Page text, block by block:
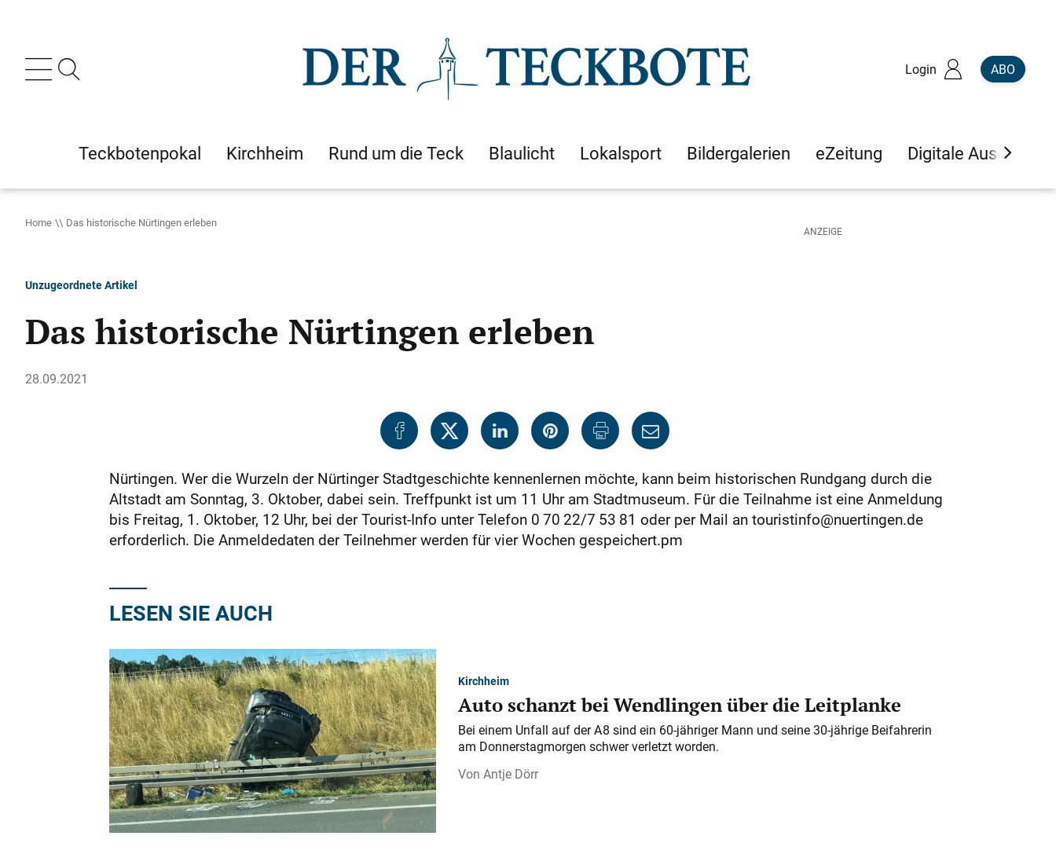
Login ABO
Teckbotenpokal Kirchheim Rund um die Teck Blaulicht Lokalsport Bildergalerien eZeitung Digitale Ausgaben
Home Das historische Nürtingen erleben
Unzugeordnete Artikel
Das historische Nürtingen erleben
28.09.2021
Nürtingen. Wer die Wurzeln der Nürtinger Stadtgeschichte kennenlernen möchte, kann beim historischen Rundgang durch die
Altstadt am Sonntag, 3. Oktober, dabei sein. Treffpunkt ist um 11 Uhr am Stadtmuseum. Für die Teilnahme ist eine Anmeldung
bis Freitag, 1. Oktober, 12 Uhr, bei der Tourist-Info unter Telefon 0 70 22/7 53 81 oder per Mail an touristinfo@nuertingen.de
erforderlich. Die Anmeldedaten der Teilnehmer werden für vier Wochen gespeichert.pm
LESEN SIE AUCH
Kirchheim
Auto schanzt bei Wendlingen über die Leitplanke
Bei einem Unfall auf der A 8 sind ein 60-jähriger Mann und seine 30-jährige Beifahrerin
am Donnerstagmorgen schwer verletzt worden.
Antje Dörr